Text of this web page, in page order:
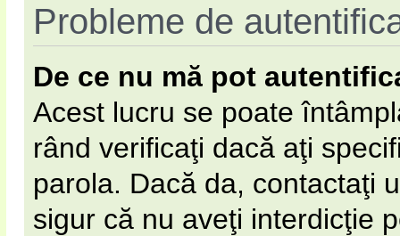
Probleme de
De ce nu mă pot
Acest lucru se poate
rând verificaţi dacă aţi
parola. Dacă da, contactaţi
sigur că nu aveţi interdicţie